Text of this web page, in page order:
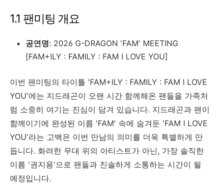
1.1 팬미팅 개요
공연명: 2026 G-DRAGON 'FAM' MEETING
[FAM+ILY : FAMILY : FAM I LOVE YOU]
이번 팬미팅의 타이틀 'FAM+ILY : FAMILY : FAM I LOVE
YOU'에는 지드래곤이 오랜 시간 함께해온 팬들을 가족처
럼 소중히 여기는 진심이 담겨 있습니다. 지드래곤과 팬이
함께이기에 완성된 이름 'FAM' 속에 숨겨둔 'FAM I LOVE
YOU'라는 고백은 이번 만남의 의미를 더욱 특별하게 만
듭니다. 화려한 무대 위의 아티스트가 아닌, 가장 솔직한
이름 '권지용'으로 팬들과 진솔하게 소통하는 시간이 될
예정입니다.